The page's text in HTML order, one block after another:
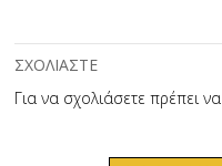
ΣΧΟΛΙΑΣΤΕ
Για να σχολιάσετε πρέπει να